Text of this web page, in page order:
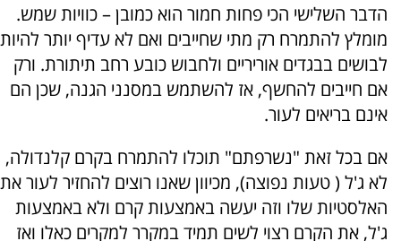
הדבר השלישי הכי פחות חמור הוא כמובן – כוויות שמש.
מומלץ להתמרח רק מתי שחייבים ואם לא עדיף יותר להיות
לבושים בבגדים אוריריים ולחבוש כובע רחב תיתורת. ורק
אם חייבים להחשף, אז להשתמש במסנני הגנה, שכן הם
אינם בריאים לעור.
אם בכל זאת "נשרפתם" תוכלו להתמרח בקרם קלנדולה,
לא ג'ל ( טעות נפוצה), מכיוון שאנו רוצים להחזיר לעור את
האלסטיות שלו וזה יעשה באמצעות קרם ולא באמצעות
ג'ל, את הקרם רצוי לשים תמיד במקרר למקרים כאלו ואז